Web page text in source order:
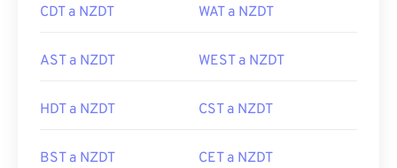
CDT a NZDT WAT a NZDT
AST a NZDT WEST a NZDT
HDT a NZDT CST a NZDT
BST a NZDT CET a NZDT